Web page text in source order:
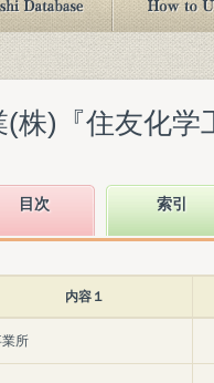
株)『住友化学
目次 索引
内容１
所